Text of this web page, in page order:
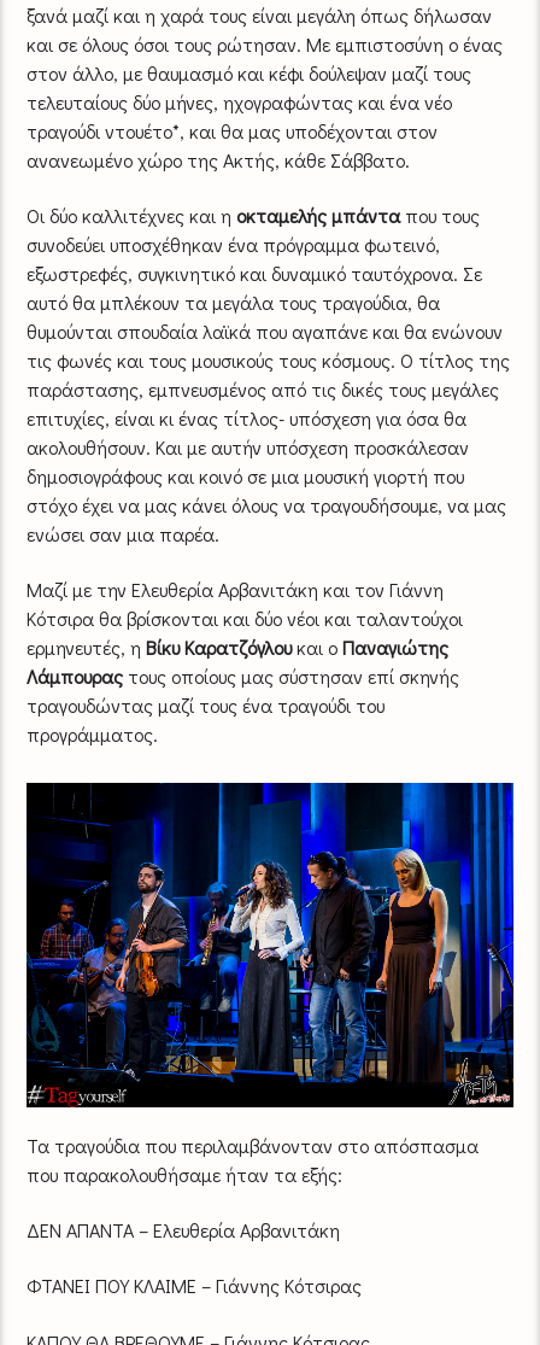
ξανά μαζί και η χαρά τους είναι μεγάλη όπως δήλωσαν
και σε όλους όσοι τους ρώτησαν. Με εμπιστοσύνη ο ένας
στον άλλο, με θαυμασμό και κέφι δούλεψαν μαζί τους
τελευταίους δύο μήνες, ηχογραφώντας και ένα νέο
τραγούδι ντουέτο*, και θα μας υποδέχονται στον
ανανεωμένο χώρο της Ακτής, κάθε Σάββατο.
Οι δύο καλλιτέχνες και η oκταμελής μπάνταπου τους
συνοδεύει υποσχέθηκαν ένα πρόγραμμα φωτεινό,
εξωστρεφές, συγκινητικό και δυναμικό ταυτόχρονα. Σε
αυτό θα μπλέκουν τα μεγάλα τους τραγούδια, θα
θυμούνται σπουδαία λαϊκά που αγαπάνε και θα ενώνουν
τις φωνές και τους μουσικούς τους κόσμους. Ο τίτλος της
παράστασης, εμπνευσμένος από τις δικές τους μεγάλες
επιτυχίες, είναι κι ένας τίτλος- υπόσχεση για όσα θα
ακολουθήσουν. Και με αυτήν υπόσχεση προσκάλεσαν
δημοσιογράφους και κοινό σε μια μουσική γιορτή που
στόχο έχει να μας κάνει όλους να τραγουδήσουμε, να μας
ενώσει σαν μια παρέα.
Μαζί με την Ελευθερία Αρβανιτάκη και τον Γιάννη
Κότσιρα θα βρίσκονται και δύο νέοι και ταλαντούχοι
ερμηνευτές, η Βίκυ Καρατζόγλουκαι οΠαναγιώτης
Λάμπουρας τους οποίους μας σύστησαν επί σκηνής
τραγουδώντας μαζί τους ένα τραγούδι του
προγράμματος.
Τα τραγούδια που περιλαμβάνονταν στο απόσπασμα
που παρακολουθήσαμε ήταν τα εξής:
ΔΕΝ ΑΠΑΝΤΑ – Ελευθερία Αρβανιτάκη
ΦΤΑΝΕΙ ΠΟΥ ΚΛΑΙΜΕ – Γιάννης Κότσιρας